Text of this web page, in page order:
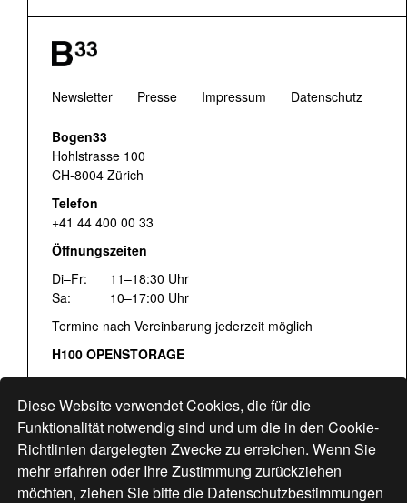
Diese Website verwendet Cookies, die für die
Funktionalität notwendig sind und um die in den Cookie-
Richtlinien dargelegten Zwecke zu erreichen. Wenn Sie
mehr erfahren oder Ihre Zustimmung zurückziehen
möchten, ziehen Sie bitte die Datenschutzbestimmungen
Newsletter Presse Impressum Datenschutz
Bogen33
Hohlstrasse 100
CH-8004 Zürich
Telefon
+41 44 400 00 33
Öffnungszeiten
Di–Fr:
11–18:30 Uhr
Sa:
10–17:00 Uhr
Termine nach Vereinbarung jederzeit möglich
H100 OPENSTORAGE
Fr:
16:00–18:30 Uhr
Sa: 12:00–17:00 Uhr
Hohlstrasse 122
www.bogen33.ch